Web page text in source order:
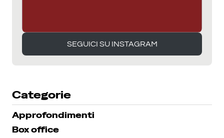
SEGUICI SU INSTAGRAM
SEGUICI SU INSTAGRAM
Categorie
Approfondimenti
Box office